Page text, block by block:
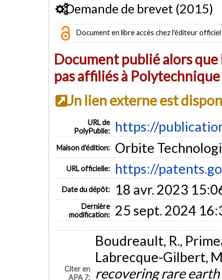
Demande de brevet (2015)
Document en libre accès chez l'éditeur officiel
Document publié alors
pas affiliés à
Un lien externe est
URL de
PolyPublie:
https://
Maison d'édition: Orbite
URL officielle: https://
Date du dépôt: 18 avr. 2023
Dernière
modification:
25 sept. 2024
Citer en
APA 7:
Boudreault, R.,
Labrecque-Gilbert,
recovering rare